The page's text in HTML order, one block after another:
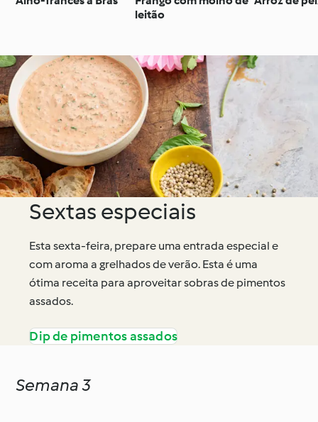
leitão
Sextas especiais
Esta sexta-feira, prepare uma entrada especial e
com aroma a grelhados de verão. Esta é uma
ótima receita para aproveitar sobras de pimentos
assados.
Dip de pimentos assados
Semana 3